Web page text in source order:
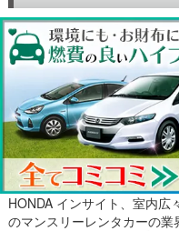
HONDA インサイト、室内広
のマンスリーレンタカーの業